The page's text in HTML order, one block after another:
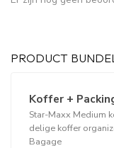
PRODUCT
Koffer +
Star-Maxx Medium
delige koffer
Bagage